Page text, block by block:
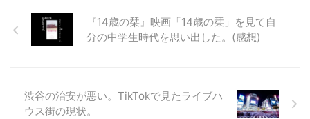
『14歳の栞』映画「14歳の栞」を見て自
分の中学生時代を思い出した。(感想)
渋谷の治安が悪い。TikTokで見たライブハ
ウス街の現状。